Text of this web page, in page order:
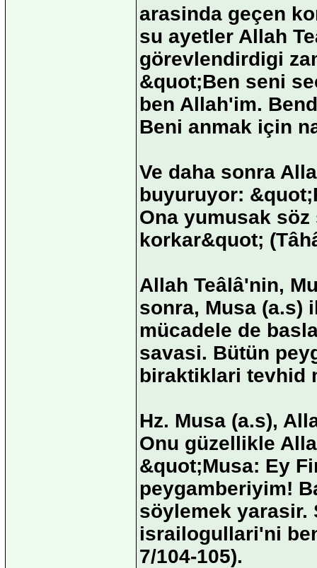
arasinda geçen
su ayetler Allah
görevlendirdigi
&quot;Ben seni
ben Allah'im.
Beni anmak için
Ve daha sonra
buyuruyor:
Ona yumusak
korkar&quot;
Allah Teâlâ'nin,
sonra, Musa (a.s)
mücadele de
savasi. Bütün
biraktiklari tevhid
Hz. Musa (a.s),
Onu güzellikle
&quot;Musa: Ey
peygamberiyim!
söylemek yarasir.
israilogullari'ni
7/104-105).